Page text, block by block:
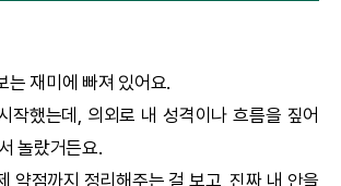
는 재미에 빠져 있어요.
작했는데, 의외로 내 성격이나 흐름을 짚어
놀랐거든요.
약점까지 정리해주는 걸 보고, 진짜 내 안을